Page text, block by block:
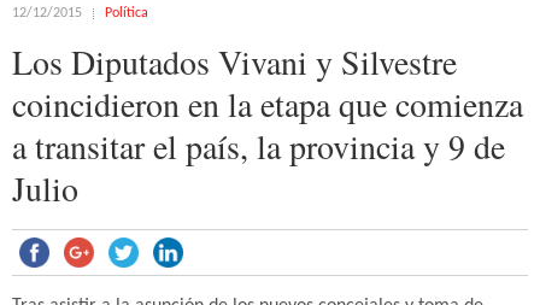
12/12/2015 Política
Los Diputados Vivani y Silvestre
coincidieron en la etapa que comienza
a transitar el país, la provincia y 9 de
Julio